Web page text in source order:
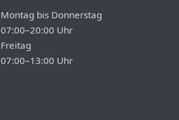
Montag bis Donnerstag
07:00–20:00 Uhr
Freitag
07:00–13:00 Uhr